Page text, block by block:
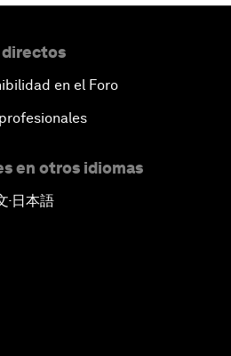
directos
en el Foro
en otros idiomas
▪ 日本語